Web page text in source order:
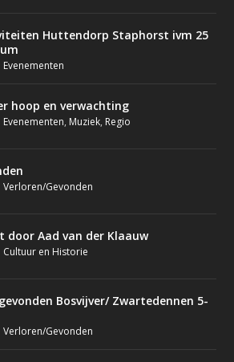
Huttendorp Staphorst ivm 25
Evenementen
hoop en verwachting
Evenementen, Muziek, Regio
Verloren/Gevonden
door Aad van der Klaauw
Cultuur en Historie
Bosvijver/ Zwartedennen 5-
Verloren/Gevonden